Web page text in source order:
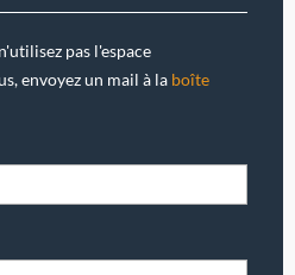
pas l'espace
envoyez un mail à la boîte